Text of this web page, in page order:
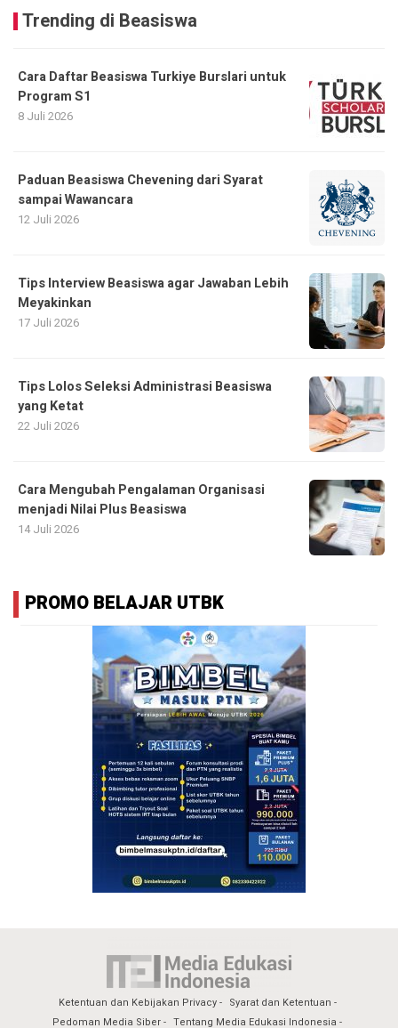
Trending di Beasiswa
Cara Daftar Beasiswa Turkiye Burslari untuk
Program S1
8 Juli 2026
Paduan Beasiswa Chevening dari Syarat
sampai Wawancara
12 Juli 2026
Tips Interview Beasiswa agar Jawaban Lebih
Meyakinkan
17 Juli 2026
Tips Lolos Seleksi Administrasi Beasiswa
yang Ketat
22 Juli 2026
Cara Mengubah Pengalaman Organisasi
menjadi Nilai Plus Beasiswa
14 Juli 2026
PROMO BELAJAR UTBK
Ketentuan dan Kebijakan Privacy
Syarat dan Ketentuan
Pedoman Media Siber
Tentang Media Edukasi Indonesia